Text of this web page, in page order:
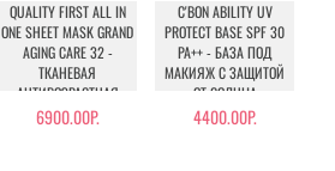
QUALITY FIRST ALL IN
ONE SHEET MASK GRAND
AGING CARE 32 -
ТКАНЕВАЯ
АНТИВОЗРАСТНАЯ
ЭКСПРЕСС-МАСКА
6900.00Р.
C'BON ABILITY UV
PROTECT BASE SPF 30
PA++ - БАЗА ПОД
МАКИЯЖ С ЗАЩИТОЙ
ОТ СОЛНЦА
4400.00Р.